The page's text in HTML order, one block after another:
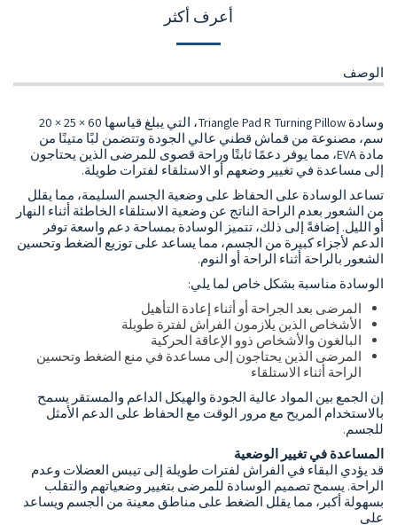
أعرف أكثر
الوصف
وسادة Triangle Pad R Turning Pillow، التي يبلغ قياسها 60 × 25 × 20
سم، مصنوعة من قماش قطني عالي الجودة وتتضمن لبًا متينًا من
مادة EVA، مما يوفر دعمًا ثابتًا وراحة قصوى للمرضى الذين يحتاجون
إلى مساعدة في تغيير وضعهم أو الاستلقاء لفترات طويلة.
تساعد الوسادة على الحفاظ على وضعية الجسم السليمة، مما يقلل
من الشعور بعدم الراحة الناتج عن وضعية الاستلقاء الخاطئة أثناء النهار
أو الليل. إضافةً إلى ذلك، تتميز الوسادة بمساحة دعم واسعة توفر
الدعم لأجزاء كبيرة من الجسم، مما يساعد على توزيع الضغط وتحسين
الشعور بالراحة أثناء الراحة أو النوم.
الوسادة مناسبة بشكل خاص لما يلي:
المرضى بعد الجراحة أو أثناء إعادة التأهيل
الأشخاص الذين يلازمون الفراش لفترة طويلة
البالغون والأشخاص ذوو الإعاقة الحركية
المرضى الذين يحتاجون إلى مساعدة في منع الضغط وتحسين
الراحة أثناء الاستلقاء
إن الجمع بين المواد عالية الجودة والهيكل الداعم والمستقر يسمح
بالاستخدام المريح مع مرور الوقت مع الحفاظ على الدعم الأمثل
للجسم.
المساعدة في تغيير الوضعية
قد يؤدي البقاء في الفراش لفترات طويلة إلى تيبس العضلات وعدم
الراحة. يسمح تصميم الوسادة للمرضى بتغيير وضعياتهم والتقلب
بسهولة أكبر، مما يقلل الضغط على مناطق معينة من الجسم ويساعد
على